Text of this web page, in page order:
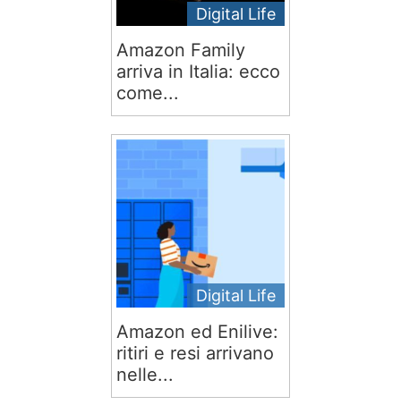
Digital Life
Amazon Family
arriva in Italia: ecco
come...
Digital Life
Amazon ed Enilive:
ritiri e resi arrivano
nelle...